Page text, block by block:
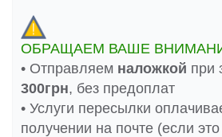
ОБРАЩАЕМ ВАШЕ
• Отправляем наложкой при
300грн, без предоплат
• Услуги пересылки
получении на почте (если